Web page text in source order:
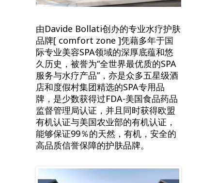
由Davide Bollati创办的专业水疗护肤
品牌[ comfort zone ]凭藉多年于国
际专业美容SPA领域的深厚底蕴和悠
久历史，被誉为“全世界最优质的SPA
服务与水疗产品”，亦是众多五星级酒
店和度假村集团精选的SPA专用品
牌，是少数获得过FDA-美国食品药品
监督管理局认证，并且同时获得欧盟
有机认证与美国农业部的有机认证，
能够保证99％的天然，有机，安全的
高品质信誉保障的护肤品牌。